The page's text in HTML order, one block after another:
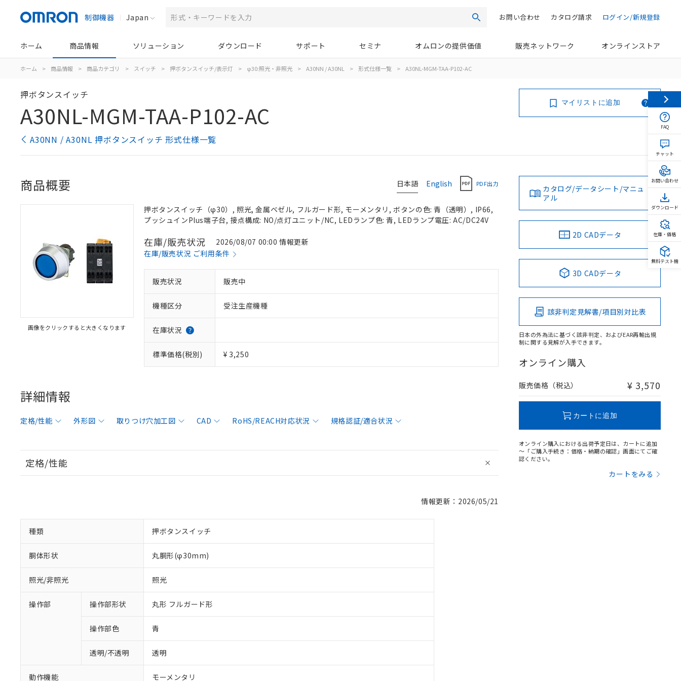
制御機器 Japan 検索 ログイン/新規登録
カタログ請求
お問い合わせ
ホーム 商品情報 ソリューション ダウンロード サポート セミナ オムロンの提供価値 販売ネットワーク オンラインストア
ホーム > 商品情報 > 商品カテゴリ > スイッチ > 押ボタンスイッチ/表示灯 > φ30:照光・非照光 > A30NN / A30NL > 形式仕様一覧 > A30NL-MGM-TAA-P102-AC
押ボタンスイッチ
A30NL-MGM-TAA-P102-AC
A30NN / A30NL 押ボタンスイッチ 形式仕様一覧
マイリストに追加
日本語 English PDF出力
商品概要
画像をクリックすると大きくなります
押ボタンスイッチ（φ30）, 照光, 金属ベゼル, フルガード形, モーメンタリ, ボタンの色: 青（透明）, IP66,
プッシュインPlus端子台, 接点構成: NO/点灯ユニット/NC, LEDランプ色: 青, LEDランプ電圧: AC/DC24V
在庫/販売状況
2026/08/07 00:00 情報更新
在庫/販売状況 ご利用条件
販売状況 販売中
機種区分 受注生産機種
在庫状況
標準価格(税別) ¥ 3,250
詳細情報
定格/性能 外形図 取りつけ穴加工図 CAD RoHS/REACH対応状況 規格認証/適合状況
定格/性能
情報更新：2026/05/21
種類 押ボタンスイッチ
胴体形状 丸胴形(φ30mm)
照光/非照光 照光
操作部 操作部形状 丸形 フルガード形
操作部色 青
透明/不透明 透明
動作機能 モーメンタリ
カタログ/データシート/マニュ
アル
2D CADデータ
3D CADデータ
該非判定見解書/項目別対比表
日本の外為法に基づく該非判定、およびEAR再輸出規
制に関する見解が入手できます。
オンライン購入
販売価格（税込） ¥ 3,570
カートに追加
オンライン購入における出荷予定日は、カートに追加
～「ご購入手続き：価格・納期の確認」画面にてご確
認ください。
カートをみる
FAQ
チャット
お問い合わせ
ダウンロード
在庫・価格
無料テスト機